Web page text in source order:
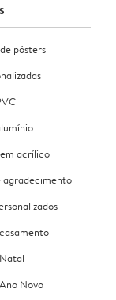
pósters
acrílico
agradecimento
Novo